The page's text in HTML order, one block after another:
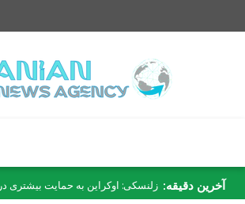
آخرین دقیقه: زلنسکی: اوکراین به حمایت بیشتری در گرامی داشت..